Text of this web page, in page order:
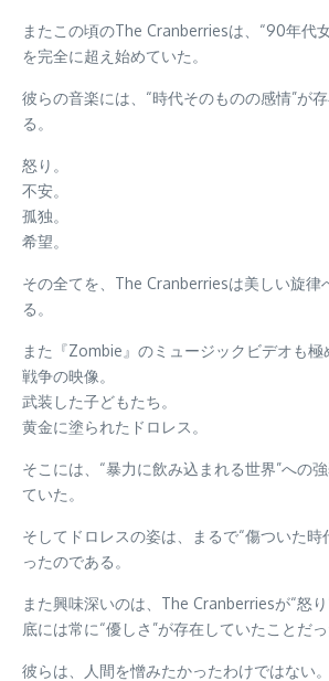
またこの頃のThe Cranberriesは、“90年代
を完全に超え始めていた。
彼らの音楽には、“時代そのものの感情”が
る。
怒り。
不安。
孤独。
希望。
その全てを、The Cranberriesは美しい旋律
る。
また『Zombie』のミュージックビデオも極
戦争の映像。
武装した子どもたち。
黄金に塗られたドロレス。
そこには、“暴力に飲み込まれる世界”への
ていた。
そしてドロレスの姿は、まるで“傷ついた時
ったのである。
また興味深いのは、The Cranberriesが“怒
底には常に“優しさ”が存在していたことだっ
彼らは、人間を憎みたかったわけではない。